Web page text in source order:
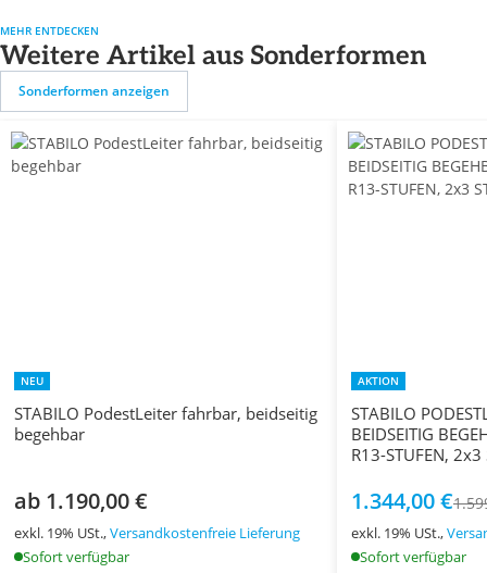
MEHR ENTDECKEN
Weitere Artikel aus Sonderformen
Sonderformen anzeigen
NEU
STABILO PodestLeiter fahrbar, beidseitig
begehbar
ab 1.190,00 €
exkl. 19% USt.,Versandkostenfreie Lieferung
Sofort verfügbar
AKTION
STABILO
BEIDSEITIG
R13-STUFEN, 2x3
1.344,00 €
exkl. 19% USt.,
Sofort verfügbar